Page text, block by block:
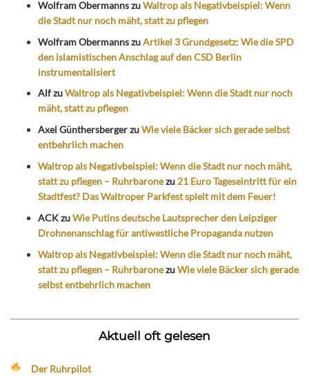
Wolfram ObermannszuWaltrop als Negativbeispiel: Wenn
die Stadt nur noch mäht, statt zu pflegen
Wolfram ObermannszuArtikel 3 Grundgesetz: Wie die SPD
den islamistischen Anschlag auf den CSD Berlin
instrumentalisiert
AlfzuWaltrop als Negativbeispiel: Wenn die Stadt nur noch
mäht, statt zu pflegen
Axel GünthersbergerzuWie viele Bäcker sich gerade selbst
entbehrlich machen
Waltrop als Negativbeispiel: Wenn die Stadt nur noch mäht,
statt zu pflegen – Ruhrbaronezu 21 Euro Tageseintritt für ein
Stadtfest? Das Waltroper Parkfest spielt mit dem Feuer!
ACKzuWie Putins deutsche Lautsprecher den Leipziger
Drohnenanschlag für antiwestliche Propaganda nutzen
Waltrop als Negativbeispiel: Wenn die Stadt nur noch mäht,
statt zu pflegen – RuhrbaronezuWie viele Bäcker sich gerade
selbst entbehrlich machen
Aktuell oft gelesen
Der Ruhrpilot